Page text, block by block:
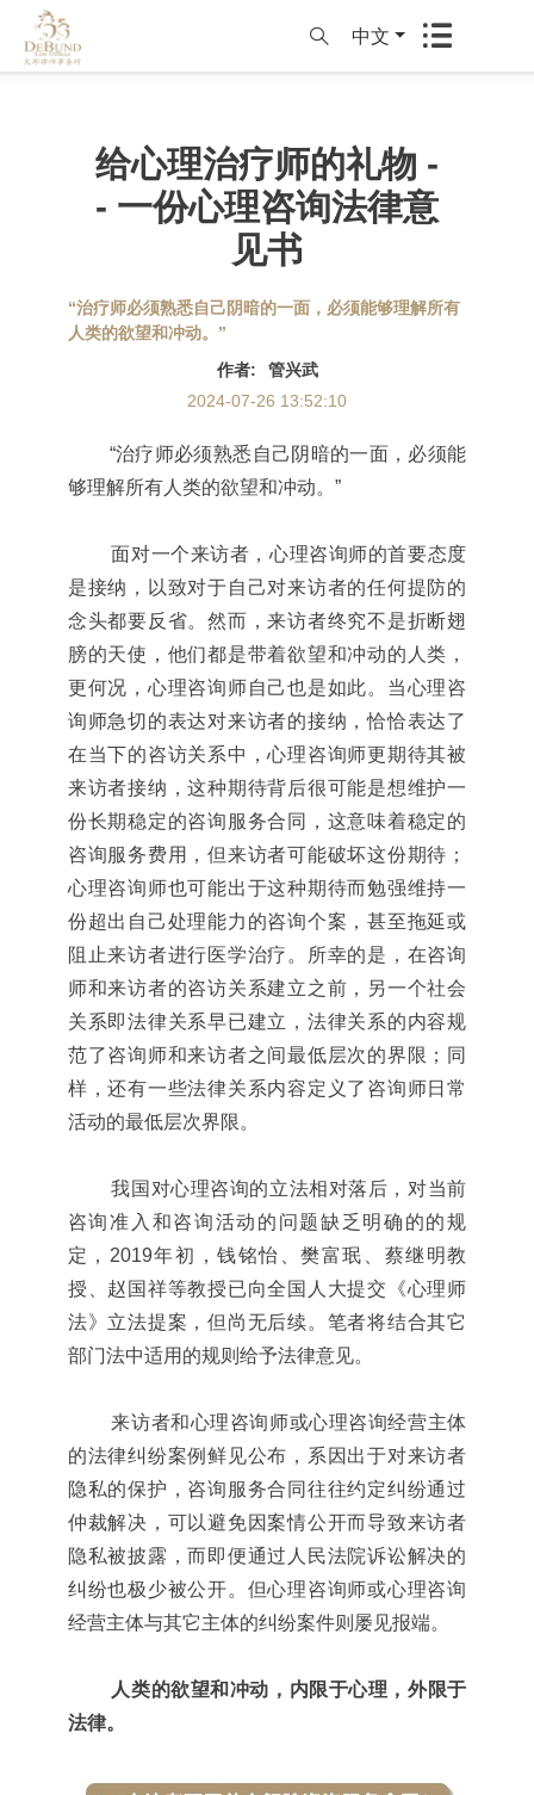
中文
给心理治疗师的礼物 -
- 一份心理咨询法律意
见书
“治疗师必须熟悉自己阴暗的一面，必须能够理解所有
人类的欲望和冲动。”
作者:
管兴武
2024-07-26 13:52:10
“治疗师必须熟悉自己阴暗的一面，必须能
够理解所有人类的欲望和冲动。”
面对一个来访者，心理咨询师的首要态度
是接纳，以致对于自己对来访者的任何提防的
念头都要反省。然而，来访者终究不是折断翅
膀的天使，他们都是带着欲望和冲动的人类，
更何况，心理咨询师自己也是如此。当心理咨
询师急切的表达对来访者的接纳，恰恰表达了
在当下的咨访关系中，心理咨询师更期待其被
来访者接纳，这种期待背后很可能是想维护一
份长期稳定的咨询服务合同，这意味着稳定的
咨询服务费用，但来访者可能破坏这份期待；
心理咨询师也可能出于这种期待而勉强维持一
份超出自己处理能力的咨询个案，甚至拖延或
阻止来访者进行医学治疗。所幸的是，在咨询
师和来访者的咨访关系建立之前，另一个社会
关系即法律关系早已建立，法律关系的内容规
范了咨询师和来访者之间最低层次的界限；同
样，还有一些法律关系内容定义了咨询师日常
活动的最低层次界限。
我国对心理咨询的立法相对落后，对当前
咨询准入和咨询活动的问题缺乏明确的的规
定，2019年初，钱铭怡
、樊富珉、蔡继明教
授、赵国祥等教授已向全国人大提交《心理师
法》立法提案，但尚无后续。笔者将结合其它
部门法中适用的规则给予法律意见。
来访者和心理咨询师或心理咨询经营主体
的法律纠纷案例鲜见公布，系因出于对来访者
隐私的保护，咨询服务合同往往约定纠纷通过
仲裁解决，可以避免因案情公开而导致来访者
隐私被披露，而即便通过人民法院诉讼解决的
纠纷也极少被公开。但心理咨询师或心理咨询
经营主体与其它主体的纠纷案件则屡见报端。
人类的欲望和冲动，内限于心理，外限于
法律。